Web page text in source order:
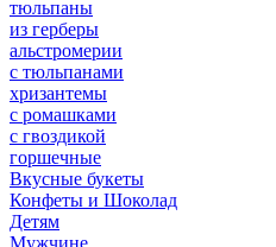
тюльпаны
из герберы
альстромерии
с тюльпанами
хризантемы
с ромашками
с гвоздикой
горшечные
Вкусные букеты
Конфеты и Шоколад
Детям